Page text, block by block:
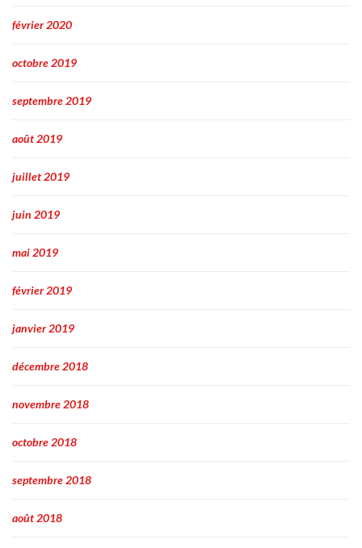
février 2020
octobre 2019
septembre 2019
août 2019
juillet 2019
juin 2019
mai 2019
février 2019
janvier 2019
décembre 2018
novembre 2018
octobre 2018
septembre 2018
août 2018